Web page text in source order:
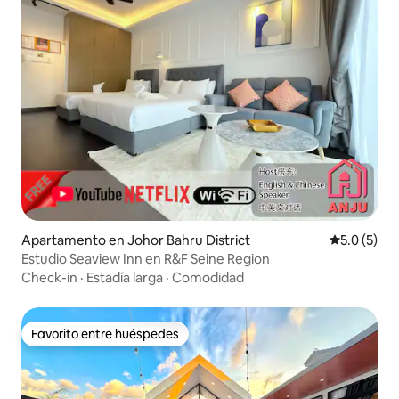
Apartamento en Johor Bahru District
5.0 (5)
Estudio Seaview Inn en R&F Seine Region
Check-in · Estadía larga · Comodidad
Favorito entre huéspedes
Favorito entre huéspedes